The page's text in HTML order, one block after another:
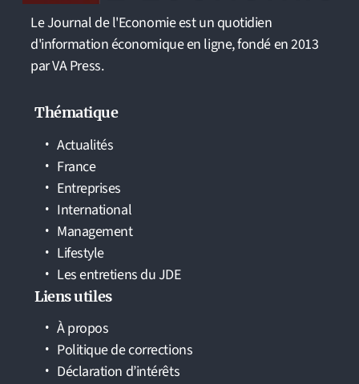
Le Journal de l'Economie est un quotidien
d'information économique en ligne, fondé en 2013
par VA Press.
Thématique
Actualités
France
Entreprises
International
Management
Lifestyle
Les entretiens du JDE
Liens utiles
À propos
Politique de corrections
Déclaration d’intérêts